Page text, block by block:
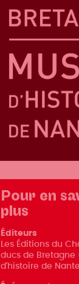
Pour en
plus
Éditeurs
Les Éditions du
ducs de Bretagne
d'histoire de